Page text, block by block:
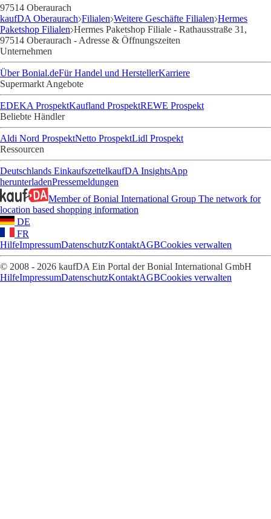
97514 Oberaurach
kaufDA Oberaurach Filialen Weitere Geschäfte Filialen Hermes
Paketshop Filialen Hermes Paketshop Filiale - Rathausstraße 31,
97514 Oberaurach - Adresse & Öffnungszeiten
Unternehmen
Über Bonial.deFür Handel und HerstellerKarriere
Supermarkt Angebote
EDEKA ProspektKaufland ProspektREWE Prospekt
Beliebte Händler
Aldi Nord ProspektNetto ProspektLidl Prospekt
Ressourcen
Deutschlands EinkaufszettelkaufDA InsightsApp
herunterladenPressemeldungen
Member of Bonial International Group The network for
location based shopping information
DE
FR
HilfeImpressumDatenschutzKontaktAGBCookies verwalten
© 2008 - 2026 kaufDA Ein Portal der Bonial International GmbH
HilfeImpressumDatenschutzKontaktAGBCookies verwalten